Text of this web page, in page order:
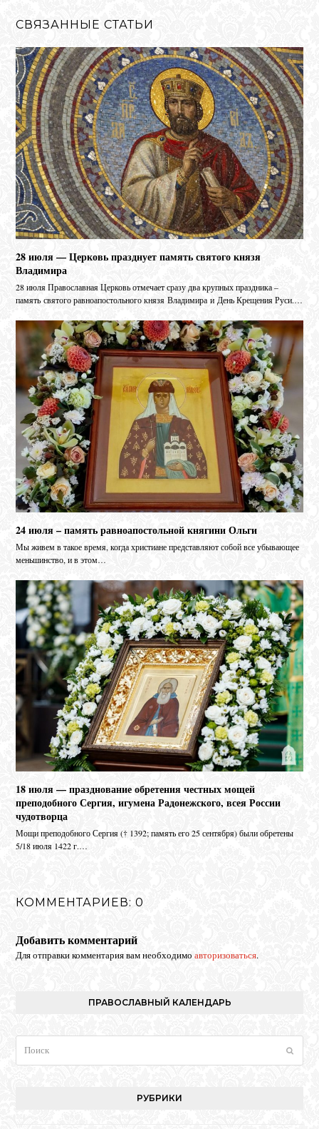
СВЯЗАННЫЕ СТАТЬИ
28 июля — Церковь празднует память святого князя
Владимира
28 июля Православная Церковь отмечает сразу два крупных праздника –
память святого равноапостольного князя Владимира и День Крещения Руси.…
24 июля – память равноапостольной княгини Ольги
Мы живем в такое время, когда христиане представляют собой все убывающее
меньшинство, и в этом…
18 июля — празднование обретения честных мощей
преподобного Сергия, игумена Радонежского, всея России
чудотворца
Мо­щи пре­по­доб­но­го Сер­гия († 1392; па­мять его 25 сен­тяб­ря) бы­ли об­ре­те­ны
5/18 июля 1422 г.…
КОММЕНТАРИЕВ: 0
Добавить комментарий
Для отправки комментария вам необходимоавторизоваться.
ПРАВОСЛАВНЫЙ КАЛЕНДАРЬ
РУБРИКИ